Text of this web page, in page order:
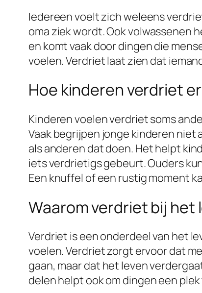
Iedereen voelt zich weleens
oma ziek wordt. Ook volwassenen
en komt vaak door dingen die
voelen. Verdriet laat zien dat
Hoe kinderen verdriet
Kinderen voelen verdriet soms
Vaak begrijpen jonge kinderen niet
als anderen dat doen. Het helpt
iets verdrietigs gebeurt. Ouders
Een knuffel of een rustig moment
Waarom verdriet bij het
Verdriet is een onderdeel van het
voelen. Verdriet zorgt ervoor dat
gaan, maar dat het leven
delen helpt ook om dingen een